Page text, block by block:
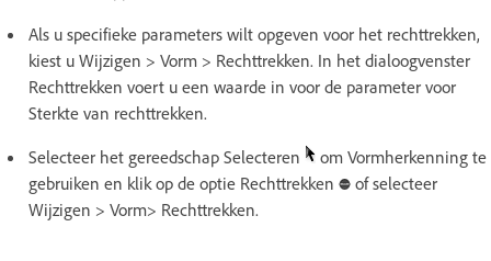
Als u specifieke parameters wilt opgeven voor het rechttrekken,
kiest u Wijzigen > Vorm > Rechttrekken. In het dialoogvenster
Rechttrekken voert u een waarde in voor de parameter voor
Sterkte van rechttrekken.
Selecteer het gereedschap Selecteren
om Vormherkenning te
gebruiken en klik op de optie Rechttrekken
of selecteer
Wijzigen > Vorm> Rechttrekken.